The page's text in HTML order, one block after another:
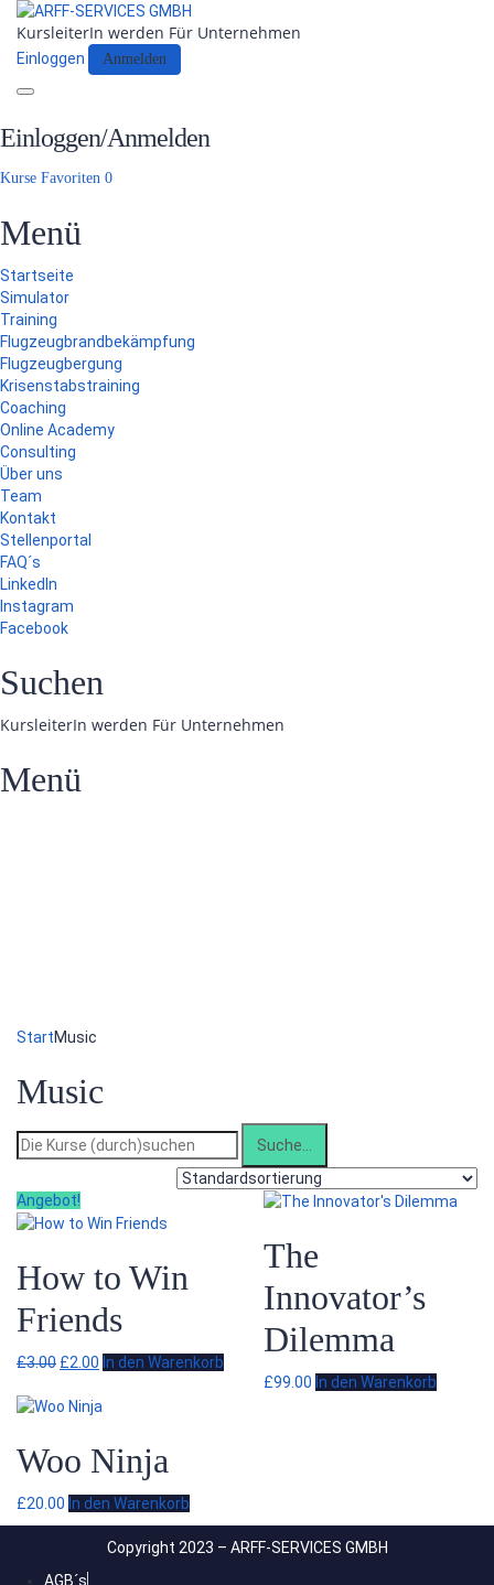
KursleiterIn werden Für Unternehmen
Einloggen Anmelden
Einloggen/Anmelden
Kurse Favoriten 0
Menü
Startseite
Simulator
Training
Flugzeugbrandbekämpfung
Flugzeugbergung
Krisenstabstraining
Coaching
Online Academy
Consulting
Über uns
Team
Kontakt
Stellenportal
FAQ´s
LinkedIn
Instagram
Facebook
Suchen
KursleiterIn werden Für Unternehmen
Menü
StartMusic
Music
Suche
nach:
Angebot!
How to Win
Friends
£3.00 Ursprünglicher
war:
£2.00 Aktueller
ist:
In den Warenkorb
The
Innovator’s
Dilemma
£99.00 In den Warenkorb
Woo Ninja
£20.00 In den Warenkorb
Copyright 2023 – ARFF-SERVICES GMBH
AGB´s